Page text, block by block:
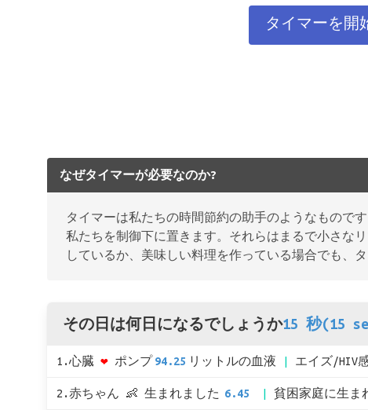
タイマーを開
なぜタイマーが必要なのか?
タイマーは私たちの時間節約の助手のようなもので
私たちを制御下に置きます。それらはまるで小さな
しているか、美味しい料理を作っている場合でも、
その日は何日になるでしょうか15 秒(15
1.心臓 ❤ ポンプ 94.25 リットルの血液 エイズ/HIV
2.赤ちゃん 👶 生まれました 6.45 貧困家庭に生ま